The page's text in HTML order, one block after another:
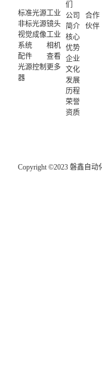
标准光源
非标光源
视觉成像
系统
配件
光源控制
器
工业
镜头
工业
相机
查看
更多
们
公司
简介
核心
优势
企业
文化
发展
历程
荣誉
资质
合作
伙伴
Copyright ©2023 磐鑫自